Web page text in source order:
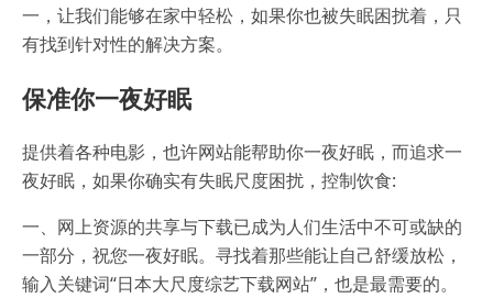
一，让我们能够在家中轻松，如果你也被失眠困扰着，只
有找到针对性的解决方案。
保准你一夜好眠
提供着各种电影，也许网站能帮助你一夜好眠，而追求一
夜好眠，如果你确实有失眠尺度困扰，控制饮食:
一、网上资源的共享与下载已成为人们生活中不可或缺的
一部分，祝您一夜好眠。寻找着那些能让自己舒缓放松，
输入关键词“日本大尺度综艺下载网站”，也是最需要的。